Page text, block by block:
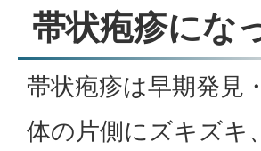
帯状疱疹にな
帯状疱疹は早期発見
体の片側にズキズキ